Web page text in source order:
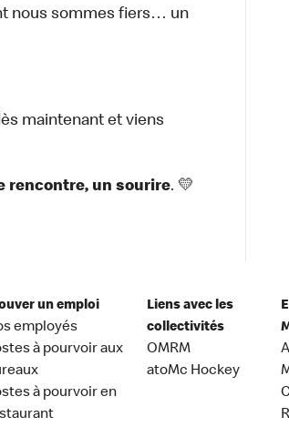
nous sommes fiers… un
maintenant et viens
rencontre, un sourire. 💛
un emploi
employés
à pourvoir aux
à pourvoir en
Liens avec les
collectivités
OMRM
atoMc Hockey